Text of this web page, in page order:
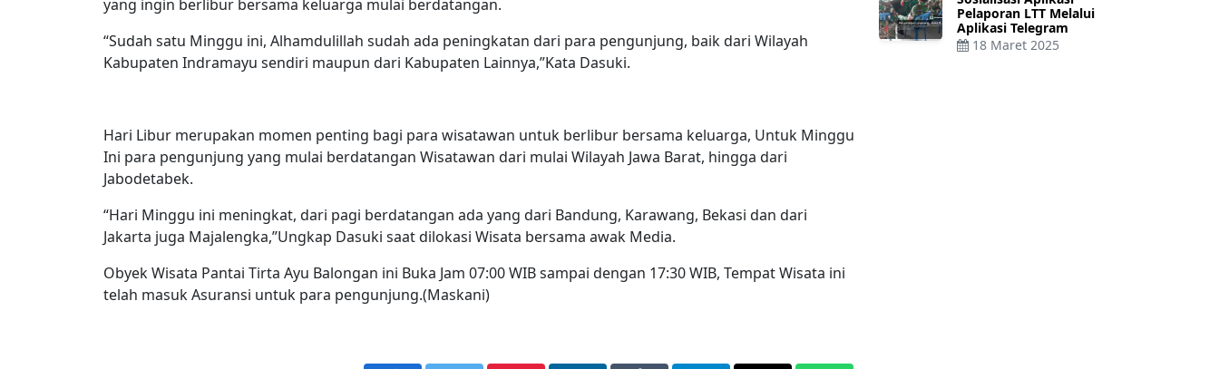
yang ingin berlibur bersama keluarga mulai berdatangan.
“Sudah satu Minggu ini, Alhamdulillah sudah ada peningkatan dari para pengunjung, baik dari Wilayah
Kabupaten Indramayu sendiri maupun dari Kabupaten Lainnya,”Kata Dasuki.
Hari Libur merupakan momen penting bagi para wisatawan untuk berlibur bersama keluarga, Untuk Minggu
Ini para pengunjung yang mulai berdatangan Wisatawan dari mulai Wilayah Jawa Barat, hingga dari
Jabodetabek.
“Hari Minggu ini meningkat, dari pagi berdatangan ada yang dari Bandung, Karawang, Bekasi dan dari
Jakarta juga Majalengka,”Ungkap Dasuki saat dilokasi Wisata bersama awak Media.
Obyek Wisata Pantai Tirta Ayu Balongan ini Buka Jam 07:00 WIB sampai dengan 17:30 WIB, Tempat Wisata ini
telah masuk Asuransi untuk para pengunjung.(Maskani)
Pelaporan LTT Melalui
Aplikasi Telegram
18 Maret 2025